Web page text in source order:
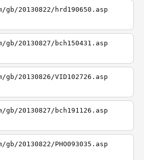
20130822/hrd190650.asp
20130827/bch150431.asp
20130826/VID102726.asp
20130827/bch191126.asp
20130822/PHO093035.asp